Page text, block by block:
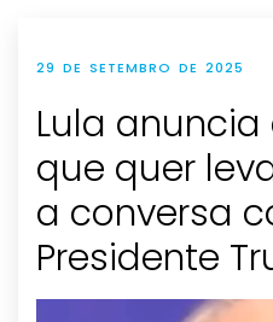
29 DE SETEMBRO DE 2025
Lula
que quer
a conversa
Presidente